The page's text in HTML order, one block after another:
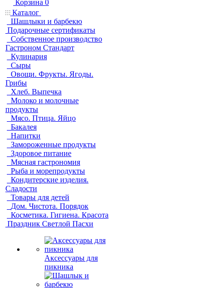
Корзина 0
Каталог
Шашлыки и барбекю
Подарочные сертификаты
Собственное производство
Гастроном Стандарт
Кулинария
Сыры
Овощи. Фрукты. Ягоды.
Грибы
Хлеб. Выпечка
Молоко и молочные
продукты
Мясо. Птица. Яйцо
Бакалея
Напитки
Замороженные продукты
Здоровое питание
Мясная гастрономия
Рыба и морепродукты
Кондитерские изделия.
Сладости
Товары для детей
Дом. Чистота. Порядок
Косметика. Гигиена. Красота
Праздник Светлой Пасхи
Аксессуары для
пикника